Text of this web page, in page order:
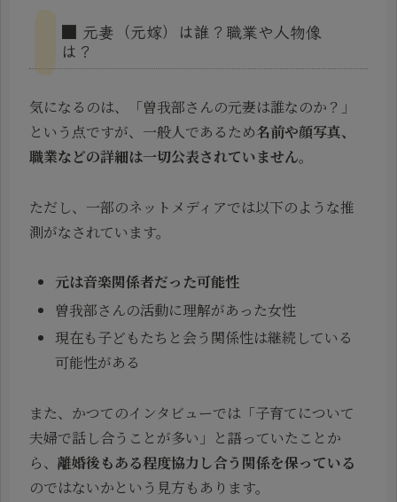
■ 元妻（元嫁）は誰？職業や人物像
は？
気になるのは、「曽我部さんの元妻は誰なのか？」
という点ですが、一般人であるため名前や顔写真、
職業などの詳細は一切公表されていません。
ただし、一部のネットメディアでは以下のような推
測がなされています。
元は音楽関係者だった可能性
曽我部さんの活動に理解があった女性
現在も子どもたちと会う関係性は継続している
可能性がある
また、かつてのインタビューでは「子育てについて
夫婦で話し合うことが多い」と語っていたことか
ら、 離婚後もある程度協力し合う関係を保っている
のではないかという見方もあります。